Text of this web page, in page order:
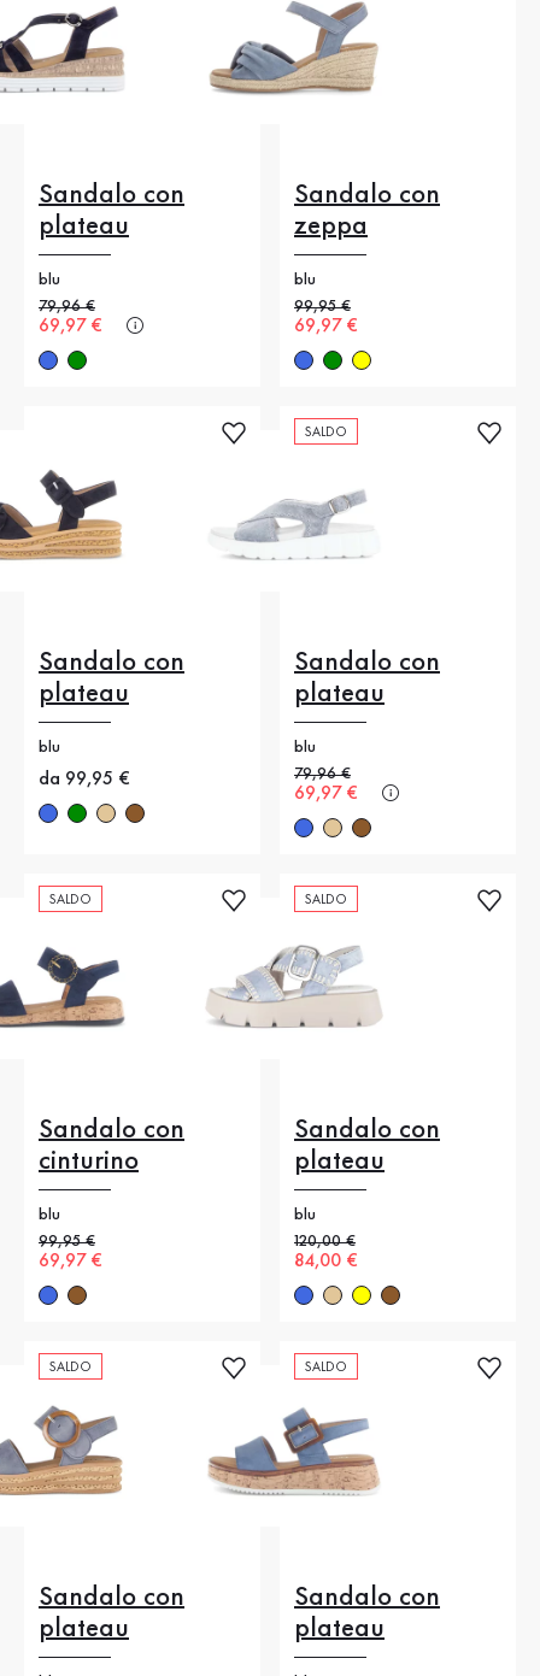
Sandalo con
plateau
blu
Prezzo precedente
79,96 €
Nuovo prezzo
69,97 €
Sandalo con
zeppa
blu
Prezzo precedente
99,95 €
Nuovo prezzo
69,97 €
Sandalo con
plateau
blu
Nuovo prezzo
da 99,95 €
SALDO
Sandalo con
plateau
blu
Prezzo precedente
79,96 €
Nuovo prezzo
69,97 €
SALDO
Sandalo con
cinturino
blu
Prezzo precedente
99,95 €
Nuovo prezzo
69,97 €
SALDO
Sandalo con
plateau
blu
Prezzo precedente
120,00 €
Nuovo prezzo
84,00 €
SALDO
Sandalo con
plateau
SALDO
Sandalo con
plateau